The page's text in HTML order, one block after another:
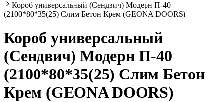
Короб универсальный (Сендвич) Модерн П-40
(2100*80*35(25) Слим Бетон Крем (GEONA DOORS)
Короб универсальный
(Сендвич) Модерн П-40
(2100*80*35(25) Слим Бетон
Крем (GEONA DOORS)